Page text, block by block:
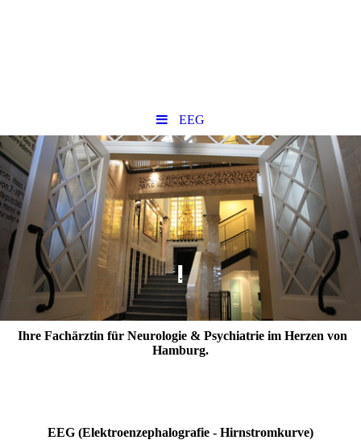
EEG
.
Ihre Fachärztin für Neurologie & Psychiatrie im Herzen von
Hamburg.
EEG (Elektroenzephalografie - Hirnstromkurve)